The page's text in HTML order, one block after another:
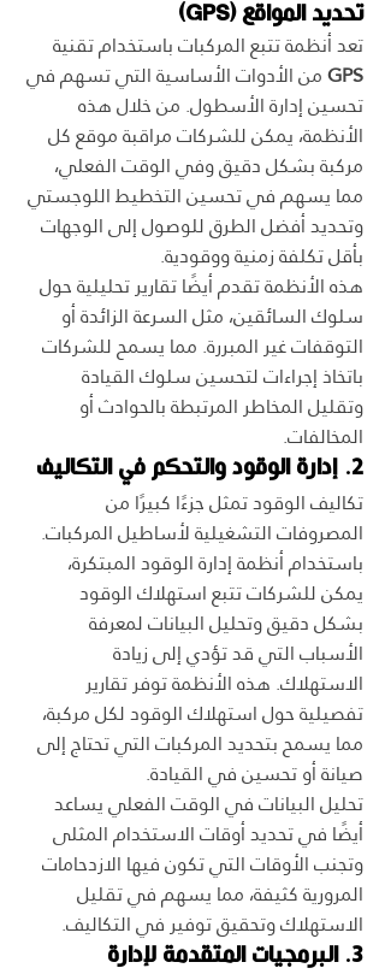
تحديد المواقع (GPS)
تعد أنظمة تتبع المركبات باستخدام تقنية
GPS من الأدوات الأساسية التي تسهم في
تحسين إدارة الأسطول. من خلال هذه
الأنظمة، يمكن للشركات مراقبة موقع كل
مركبة بشكل دقيق وفي الوقت الفعلي،
مما يسهم في تحسين التخطيط اللوجستي
وتحديد أفضل الطرق للوصول إلى الوجهات
بأقل تكلفة زمنية ووقودية.
هذه الأنظمة تقدم أيضًا تقارير تحليلية حول
سلوك السائقين، مثل السرعة الزائدة أو
التوقفات غير المبررة. مما يسمح للشركات
باتخاذ إجراءات لتحسين سلوك القيادة
وتقليل المخاطر المرتبطة بالحوادث أو
المخالفات.
2. إدارة الوقود والتحكم في التكاليف
تكاليف الوقود تمثل جزءًا كبيرًا من
المصروفات التشغيلية لأساطيل المركبات.
باستخدام أنظمة إدارة الوقود المبتكرة،
يمكن للشركات تتبع استهلاك الوقود
بشكل دقيق وتحليل البيانات لمعرفة
الأسباب التي قد تؤدي إلى زيادة
الاستهلاك. هذه الأنظمة توفر تقارير
تفصيلية حول استهلاك الوقود لكل مركبة،
مما يسمح بتحديد المركبات التي تحتاج إلى
صيانة أو تحسين في القيادة.
تحليل البيانات في الوقت الفعلي يساعد
أيضًا في تحديد أوقات الاستخدام المثلى
وتجنب الأوقات التي تكون فيها الازدحامات
المرورية كثيفة، مما يسهم في تقليل
الاستهلاك وتحقيق توفير في التكاليف.
3. البرمجيات المتقدمة لإدارة